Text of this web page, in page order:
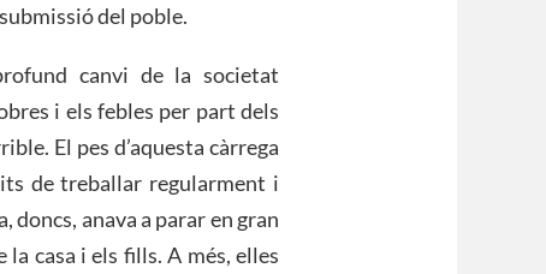
del poble.
canvi de la societat
i els febles per part dels
El pes d’aquesta càrrega
de treballar regularment i
doncs, anava a parar en gran
casa i els fills. A més, elles